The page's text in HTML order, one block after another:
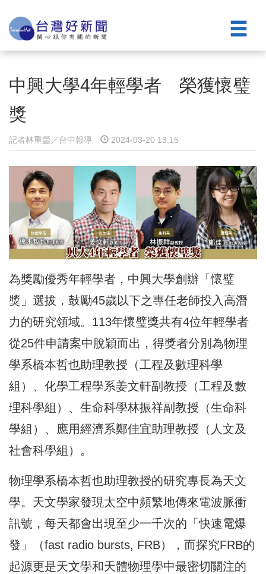
中興大學4年輕學者 榮獲懷璧
獎
記者林重鎣／台中報導 2024-03-20 13:15
為獎勵優秀年輕學者，中興大學創辦「懷璧
獎」選拔，鼓勵45歲以下之專任老師投入高潛
力的研究領域。113年懷璧獎共有4位年輕學者
從25件申請案中脫穎而出， 得獎者分別為物理
學系橋本哲也助理教授（工程及數理科學
組）、 化學工程學系姜文軒副教授（工程及數
理科學組）、 生命科學林振祥副教授（生命科
學組）、 應用經濟系鄭佳宜助理教授（人文及
社會科學組）。
物理學系橋本哲也助理教授的研究專長為天文
學。 天文學家發現太空中頻繁地傳來電波脈衝
訊號， 每天都會出現至少一千次的「快速電爆
發」（fast radio bursts, FRB），而探究FRB的
起源更是天文學和天體物理學中最密切關注的